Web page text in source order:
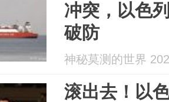
冲突，以色
破防
神秘莫测的世界
滚出去！以